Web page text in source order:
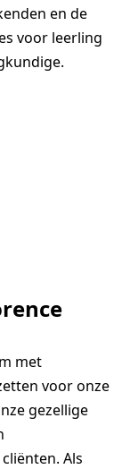
en de
voor leerling
met
voor onze
gezellige
Als